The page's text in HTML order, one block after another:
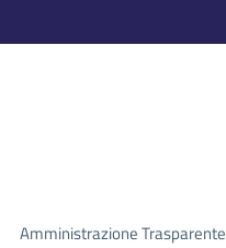
Amministrazione Trasparente